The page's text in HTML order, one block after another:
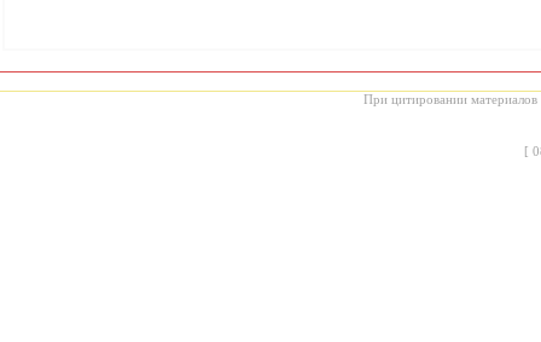
При цитировании материалов
[